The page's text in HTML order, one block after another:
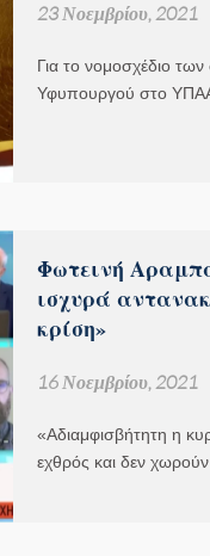
23 Νοεμβρίου, 2021
Για το νομοσχέδιο
Υφυπουργού στο
Φωτεινή
ισχυρά
κρίση»
16 Νοεμβρίου, 2021
«Αδιαμφισβήτητη η
εχθρός και δεν